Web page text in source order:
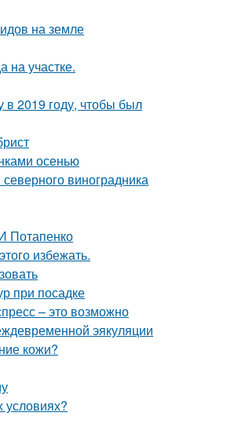
на земле
на участке.
в 2019 году, чтобы был
осенью
виноградника
Потапенко
избежать.
при посадке
– это возможно
эякуляции
кожи?